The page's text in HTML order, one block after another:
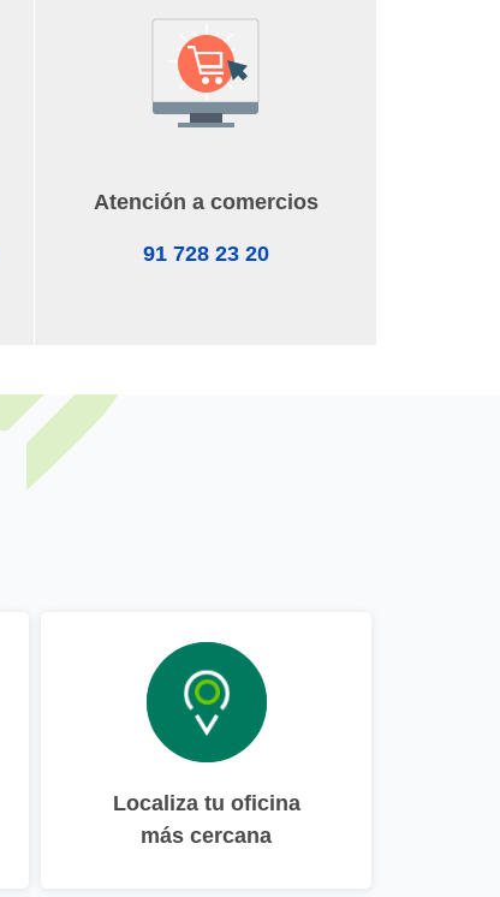
Atención a comercios
91 728 23 20
Localiza tu oficina
más cercana